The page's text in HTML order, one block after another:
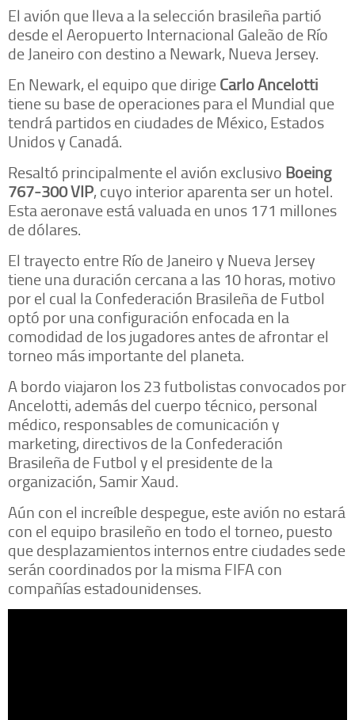
El avión que lleva a la selección brasileña partió
desde el Aeropuerto Internacional Galeão de Río
de Janeiro con destino a Newark, Nueva Jersey.
En Newark, el equipo que dirigeCarlo Ancelotti
tiene su base de operaciones para el Mundial que
tendrá partidos en ciudades de México, Estados
Unidos y Canadá.
Resaltó principalmente el avión exclusivo Boeing
767-300 VIP, cuyo interior aparenta ser un hotel.
Esta aeronave está valuada en unos 171 millones
de dólares.
El trayecto entre Río de Janeiro y Nueva Jersey
tiene una duración cercana a las 10 horas, motivo
por el cual la Confederación Brasileña de Futbol
optó por una configuración enfocada en la
comodidad de los jugadores antes de afrontar el
torneo más importante del planeta.
A bordo viajaron los 23 futbolistas convocados por
Ancelotti, además del cuerpo técnico, personal
médico, responsables de comunicación y
marketing, directivos de la Confederación
Brasileña de Futbol y el presidente de la
organización, Samir Xaud.
Aún con el increíble despegue, este avión no estará
con el equipo brasileño en todo el torneo, puesto
que desplazamientos internos entre ciudades sede
serán coordinados por la misma FIFA con
compañías estadounidenses.